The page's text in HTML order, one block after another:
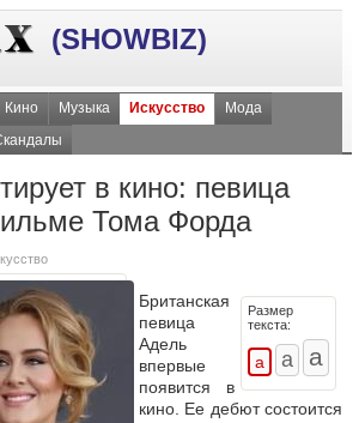
(SHOWBIZ)
Кино Музыка Искусство
Мода
в кино: певица
Тома Форда
Размер
текста:
Британская
певица
Адель
впервые
появится в
кино. Ее дебют состоится